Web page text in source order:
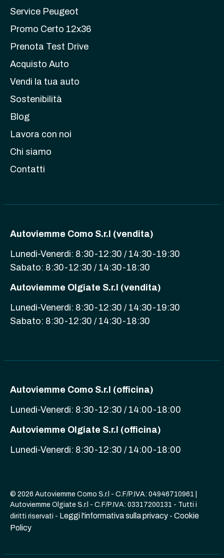
Service Peugeot
Promo Certo 12x36
Prenota Test Drive
Acquisto Auto
Vendi la tua auto
Sostenibilità
Blog
Lavora con noi
Chi siamo
Contatti
Autoviemme Como S.r.l (vendita)
Lunedi-Venerdi: 8:30-12:30 / 14:30-19:30
Sabato: 8:30-12:30 / 14:30-18:30
Autoviemme Olgiate S.r.l (vendita)
Lunedi-Venerdi: 8:30-12:30 / 14:30-19:30
Sabato: 8:30-12:30 / 14:30-18:30
Autoviemme Como S.r.l (officina)
Lunedi-Venerdi: 8:30-12:30 / 14:00-18:00
Autoviemme Olgiate S.r.l (officina)
Lunedi-Venerdi: 8:30-12:30 / 14:00-18:00
© 2026 Autoviemme Como S.r.l - C.F/P.IVA: 04946710961 |
Autoviemme Olgiate S.r.l - C.F/P.IVA: 03317200131 - Tutti i
diritti riservati - Leggi l'informativa sulla privacy - Cookie
Policy